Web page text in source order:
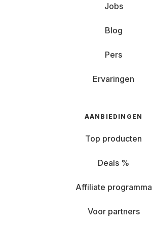
Jobs
Blog
Pers
Ervaringen
AANBIEDINGEN
Top producten
Deals %
Affiliate programma
Voor partners